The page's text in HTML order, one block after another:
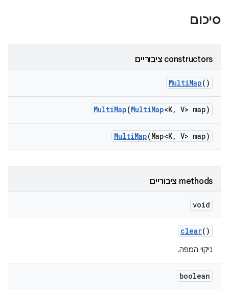
סיכום
‫constructors ציבוריים
MultiMap()
MultiMap(MultiMap<K, V> map)
MultiMap(Map<K, V> map)
‫methods ציבוריים
void
clear()
ניקוי המפה.
boolean